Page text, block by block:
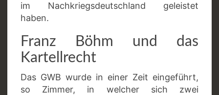
im Nachkriegsdeutschland geleistet
haben.
Franz Böhm und das
Kartellrecht
Das GWB wurde in einer Zeit eingeführt,
so Zimmer, in welcher sich zwei